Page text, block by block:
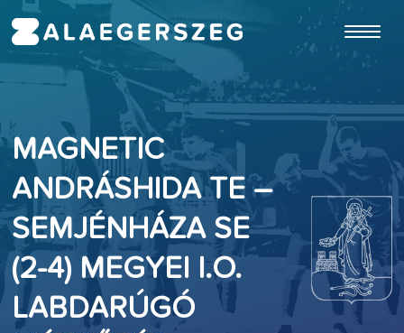
MAGNETIC
ANDRÁSHIDA TE –
SEMJÉNHÁZA SE
(2-4) MEGYEI I.O.
LABDARÚGÓ